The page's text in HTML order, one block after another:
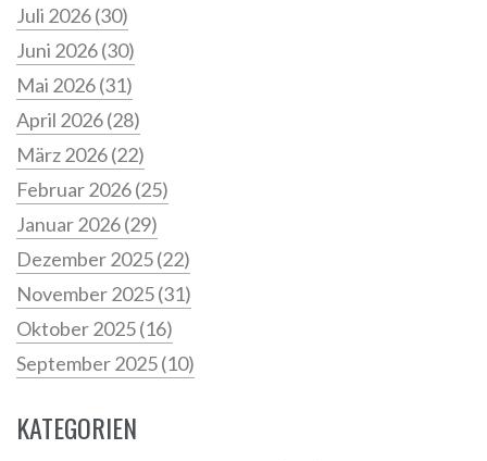
Juli 2026(30)
Juni 2026(30)
Mai 2026(31)
April 2026(28)
März 2026(22)
Februar 2026(25)
Januar 2026(29)
Dezember 2025(22)
November 2025(31)
Oktober 2025(16)
September 2025(10)
KATEGORIEN